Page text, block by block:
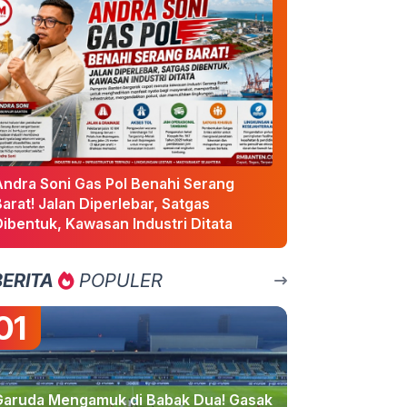
Soni Gas Pol Benahi Serang
Jalan Diperlebar, Satgas
Kawasan Industri Ditata
POPULER
Mengamuk di Babak Dua! Gasak